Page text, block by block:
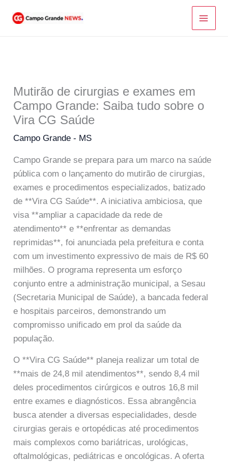
para
Mutirão de cirurgias e exames em
Campo Grande: Saiba tudo sobre o
Vira CG Saúde
Campo Grande - MS
Campo Grande se prepara para um marco na saúde
pública com o lançamento do mutirão de cirurgias,
exames e procedimentos especializados, batizado
de **Vira CG Saúde**. A iniciativa ambiciosa, que
visa **ampliar a capacidade da rede de
atendimento** e **enfrentar as demandas
reprimidas**, foi anunciada pela prefeitura e conta
com um investimento expressivo de mais de R$ 60
milhões. O programa representa um esforço
conjunto entre a administração municipal, a Sesau
(Secretaria Municipal de Saúde), a bancada federal
e hospitais parceiros, demonstrando um
compromisso unificado em prol da saúde da
população.
O **Vira CG Saúde** planeja realizar um total de
**mais de 24,8 mil atendimentos**, sendo 8,4 mil
deles procedimentos cirúrgicos e outros 16,8 mil
entre exames e diagnósticos. Essa abrangência
busca atender a diversas especialidades, desde
cirurgias gerais e ortopédicas até procedimentos
mais complexos como bariátricas, urológicas,
oftalmológicas, pediátricas e oncológicas. A oferta